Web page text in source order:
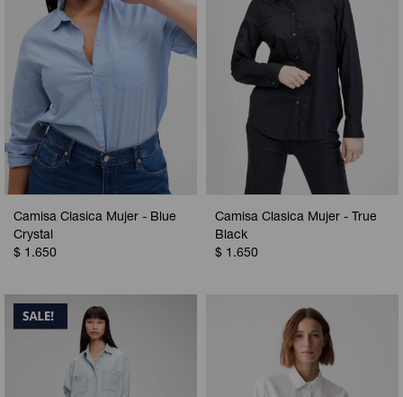
Camisa Clasica Mujer - Blue
Crystal
$ 1.650
Camisa Clasica Mujer - True
Black
$ 1.650